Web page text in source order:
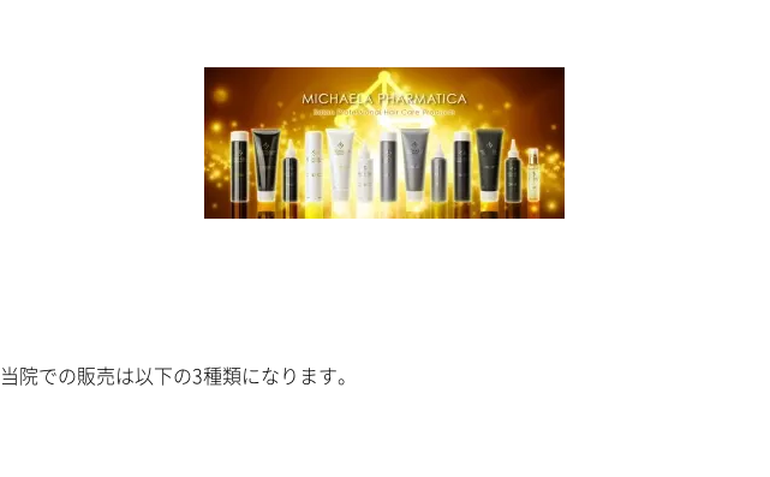
当院での販売は以下の3種類になります。